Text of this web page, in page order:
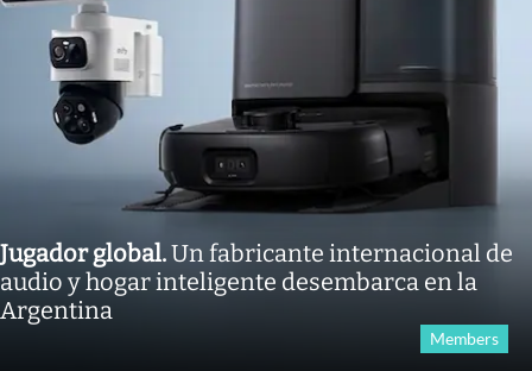
Jugador global.Un fabricante internacional de
audio y hogar inteligente desembarca en la
Argentina
Members